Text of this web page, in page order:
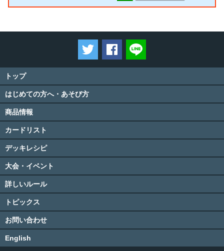
ツイートするFacebookでシェアする
トップ
はじめての方へ・あそび方
商品情報
カードリスト
デッキレシピ
大会・イベント
詳しいルール
トピックス
お問い合わせ
English